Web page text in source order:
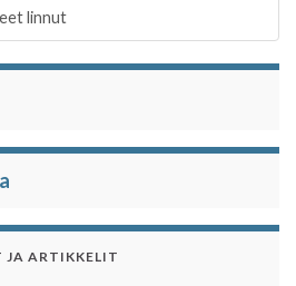
linnut
ARTIKKELIT